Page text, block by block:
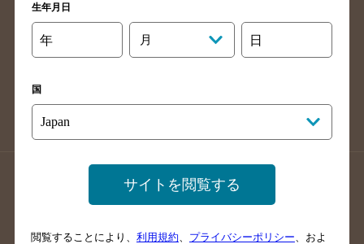
高知県のバー検索
福岡県のバー検索
長崎県のバー検索
佐賀県のバー検索
店舗登録方法のご案内
店舗情報更新方法のご案内
掲載店舗様ログイン
生年月日
年 月 日
国
サイトを閲覧する
閲覧することにより、 利用規約 プライバシーポリシー 、およ